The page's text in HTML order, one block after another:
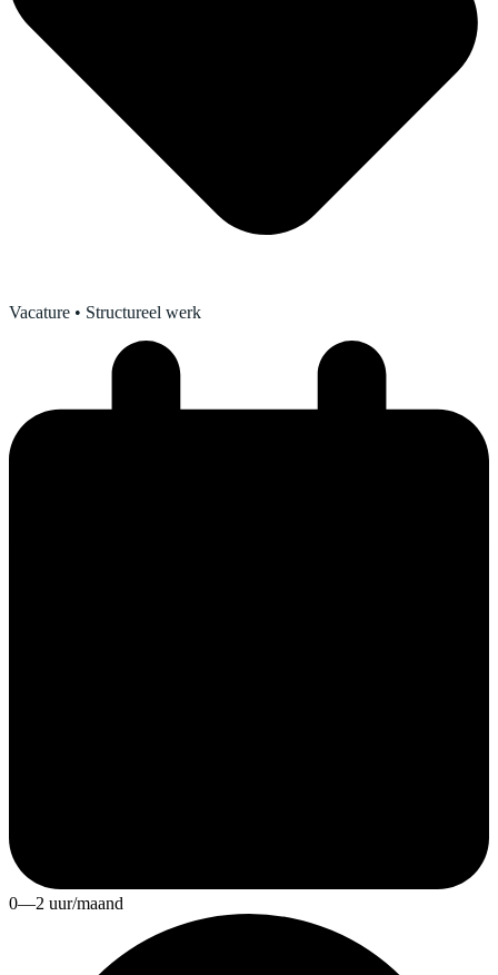
Vacature • Structureel werk
0—2 uur/maand